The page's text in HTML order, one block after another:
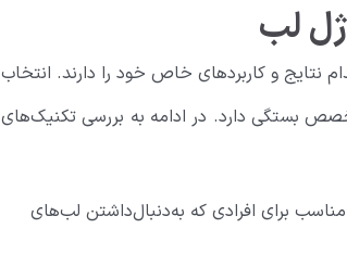
لب
نتایج و کاربردهای خاص خود را دارند. انتخاب
بستگی دارد. در ادامه به بررسی تکنیک‌های
برای افرادی که به‌دنبال‌داشتن لب‌های